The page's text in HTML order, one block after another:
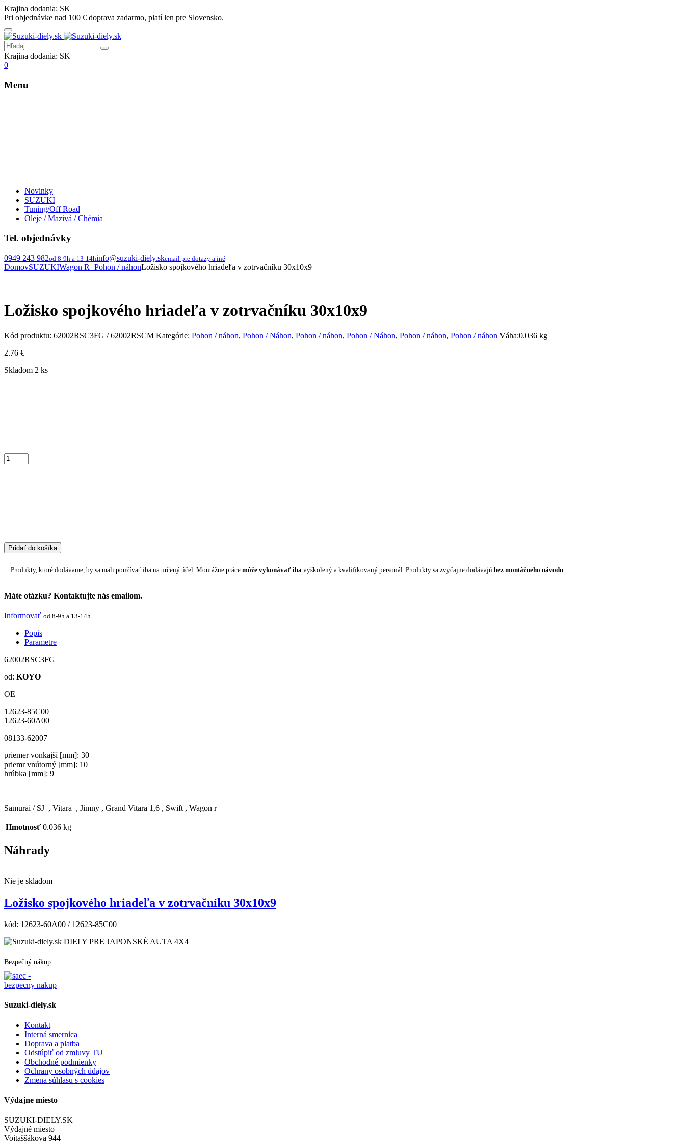
Krajina dodania: SK
Pri objednávke nad 100 € doprava zadarmo, platí len pre Slovensko.
Krajina dodania: SK
0
Menu
Novinky
SUZUKI
Tuning/Off Road
Oleje / Mazivá / Chémia
Tel. objednávky
0949 243 982od 8-9h a 13-14hinfo@suzuki-diely.skemail pre dotazy a iné
DomovSUZUKIWagon R+Pohon / náhonLožisko spojkového hriadeľa v zotrvačníku 30x10x9
Ložisko spojkového hriadeľa v zotrvačníku 30x10x9
Kód produktu: 62002RSC3FG / 62002RSCM Kategórie: Pohon / náhon, Pohon / Náhon, Pohon / náhon, Pohon / Náhon, Pohon / náhon, Pohon / náhon Váha:0.036 kg
2.76 €
Skladom 2 ks
Pridať do košíka
Produkty, ktoré dodávame, by sa mali používať iba na určený účel. Montážne práce môže vykonávať iba vyškolený a kvalifikovaný personál. Produkty sa zvyčajne dodávajú bez montážneho návodu
Máte otázku? Kontaktujte nás emailom.
Informovať od 8-9h a 13-14h
Popis
Parametre
62002RSC3FG
od: KOYO
OE
12623-85C00
12623-60A00
08133-62007
priemer vonkajší [mm]: 30
priemr vnútorný [mm]: 10
hrúbka [mm]: 9
Samurai / SJ , Vitara , Jimny , Grand Vitara 1,6 , Swift , Wagon r
Hmotnosť 0.036 kg
Náhrady
Nie je skladom
Ložisko spojkového hriadeľa v zotrvačníku 30x10x9
kód: 12623-60A00 / 12623-85C00
DIELY PRE JAPONSKÉ AUTA 4X4
Bezpečný nákup
Suzuki-diely.sk
Kontakt
Interná smernica
Doprava a platba
Odstúpiť od zmluvy TU
Obchodné podmienky
Ochrany osobných údajov
Zmena súhlasu s cookies
Výdajne miesto
SUZUKI-DIELY.SK
Výdajné miesto
Vojtaššákova 944